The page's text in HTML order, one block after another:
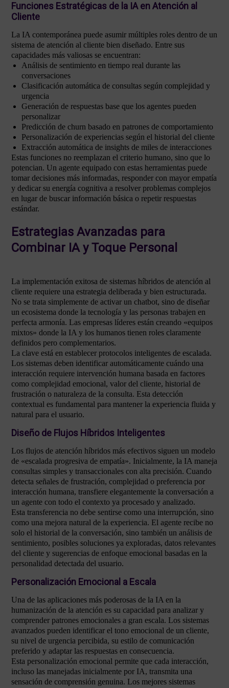
Funciones Estratégicas de la IA en Atención al
Cliente
La IA contemporánea puede asumir múltiples roles dentro de un
sistema de atención al cliente bien diseñado. Entre sus
capacidades más valiosas se encuentran:
Análisis de sentimiento en tiempo real durante las
conversaciones
Clasificación automática de consultas según complejidad y
urgencia
Generación de respuestas base que los agentes pueden
personalizar
Predicción de churn basado en patrones de comportamiento
Personalización de experiencias según el historial del cliente
Extracción automática de insights de miles de interacciones
Estas funciones no reemplazan el criterio humano, sino que lo
potencian. Un agente equipado con estas herramientas puede
tomar decisiones más informadas, responder con mayor empatía
y dedicar su energía cognitiva a resolver problemas complejos
en lugar de buscar información básica o repetir respuestas
estándar.
Estrategias Avanzadas para
Combinar IA y Toque Personal
La implementación exitosa de sistemas híbridos de atención al
cliente requiere una estrategia deliberada y bien estructurada.
No se trata simplemente de activar un chatbot, sino de diseñar
un ecosistema donde la tecnología y las personas trabajen en
perfecta armonía. Las empresas líderes están creando «equipos
mixtos» donde la IA y los humanos tienen roles claramente
definidos pero complementarios.
La clave está en establecer protocolos inteligentes de escalada.
Los sistemas deben identificar automáticamente cuándo una
interacción requiere intervención humana basada en factores
como complejidad emocional, valor del cliente, historial de
frustración o naturaleza de la consulta. Esta detección
contextual es fundamental para mantener la experiencia fluida y
natural para el usuario.
Diseño de Flujos Híbridos Inteligentes
Los flujos de atención híbridos más efectivos siguen un modelo
de «escalada progresiva de empatía». Inicialmente, la IA maneja
consultas simples y transaccionales con alta precisión. Cuando
detecta señales de frustración, complejidad o preferencia por
interacción humana, transfiere elegantemente la conversación a
un agente con todo el contexto ya procesado y analizado.
Esta transferencia no debe sentirse como una interrupción, sino
como una mejora natural de la experiencia. El agente recibe no
solo el historial de la conversación, sino también un análisis de
sentimiento, posibles soluciones ya exploradas, datos relevantes
del cliente y sugerencias de enfoque emocional basadas en la
personalidad detectada del usuario.
Personalización Emocional a Escala
Una de las aplicaciones más poderosas de la IA en la
humanización de la atención es su capacidad para analizar y
comprender patrones emocionales a gran escala. Los sistemas
avanzados pueden identificar el tono emocional de un cliente,
su nivel de urgencia percibida, su estilo de comunicación
preferido y adaptar las respuestas en consecuencia.
Esta personalización emocional permite que cada interacción,
incluso las manejadas inicialmente por IA, transmita una
sensación de comprensión genuina. Los mejores sistemas